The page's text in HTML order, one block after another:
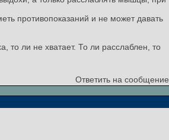
противопоказаний и не может давать
то ли не хватает. То ли расслаблен, то
Ответить на сообщение